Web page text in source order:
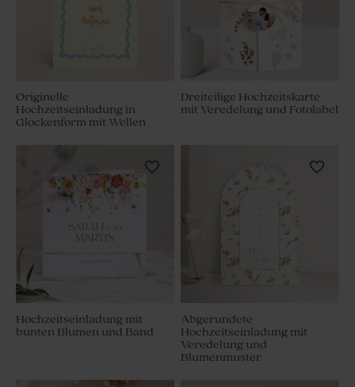
Originelle
Hochzeitseinladung in
Glockenform mit Wellen
Dreiteilige Hochzeitskarte
mit Veredelung und Fotolabel
Hochzeitseinladung mit
bunten Blumen und Band
Abgerundete
Hochzeitseinladung mit
Veredelung und
Blumenmuster